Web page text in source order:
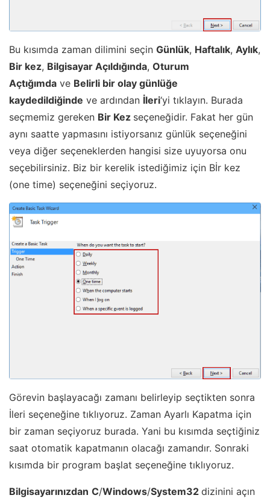
Bu kısımda zaman dilimini seçin Günlük, Haftalık, Aylık,
Bir kez, Bilgisayar Açıldığında, Oturum
Açtığımda ve Belirli bir olay günlüğe
kaydedildiğinde ve ardından İleri‘yi tıklayın. Burada
seçmemiz gereken Bir Kez seçeneğidir. Fakat her gün
aynı saatte yapmasını istiyorsanız günlük seçeneğini
veya diğer seçeneklerden hangisi size uyuyorsa onu
seçebilirsiniz. Biz bir kerelik istediğimiz için Bİr kez
(one time) seçeneğini seçiyoruz.
Görevin başlayacağı zamanı belirleyip seçtikten sonra
İleri seçeneğine tıklıyoruz. Zaman Ayarlı Kapatma için
bir zaman seçiyoruz burada. Yani bu kısımda seçtiğiniz
saat otomatik kapatmanın olacağı zamandır. Sonraki
kısımda bir program başlat seçeneğine tıklıyoruz.
Bilgisayarınızdan C/Windows/System32 dizinini açın